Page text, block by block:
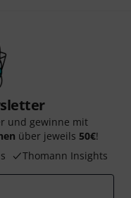
und gewinne mit
über jeweils 50€!
Thomann Insights